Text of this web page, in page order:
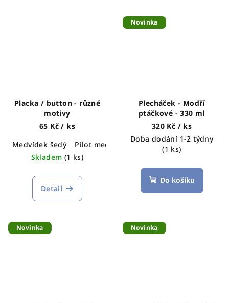
Placka / button - různé
motivy
65 Kč/ ks
Medvídek šedý
Pilot medvěd Želva Pes
Sýkorky
Skladem (1 ks)
Detail
Novinka
Plecháček - Modří
ptáčkové - 330 ml
320 Kč / ks
Doba dodání 1-2 týdny
(1 ks)
Do košíku
Novinka Novinka